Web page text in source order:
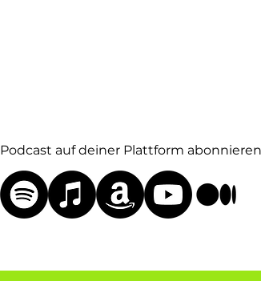
Podcast auf deiner Plattform